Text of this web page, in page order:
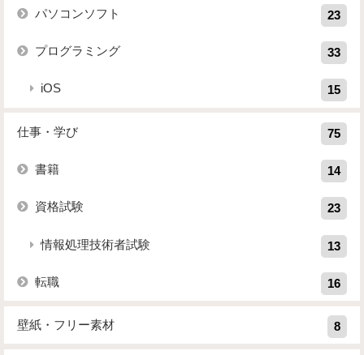
パソコンソフト 23
プログラミング 33
iOS 15
仕事・学び 75
書籍 14
資格試験 23
情報処理技術者試験 13
転職 16
壁紙・フリー素材 8